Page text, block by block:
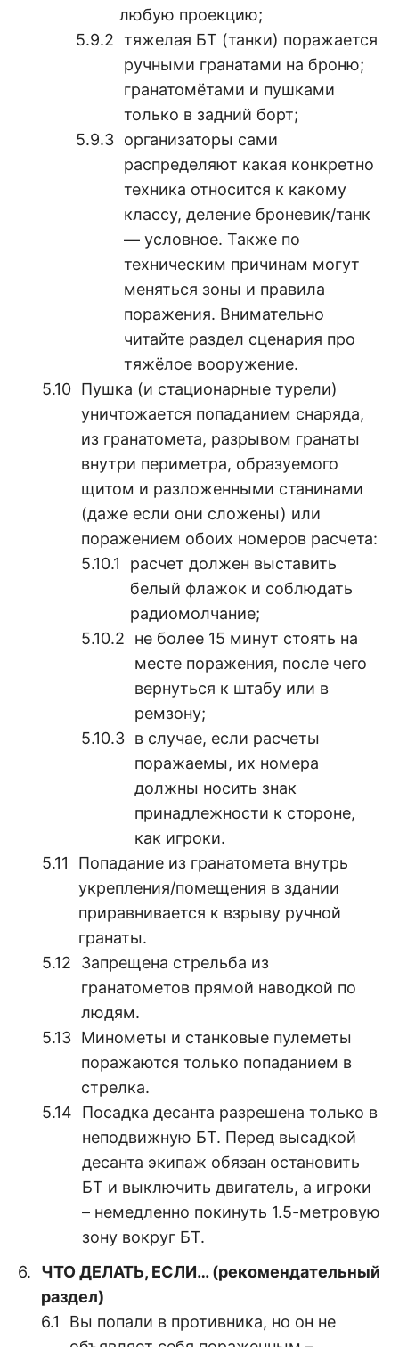
любую проекцию;
тяжелая БТ (танки) поражается
ручными гранатами на броню;
гранатомётами и пушками
только в задний борт;
организаторы сами
распределяют какая конкретно
техника относится к какому
классу, деление броневик/танк
— условное. Также по
техническим причинам могут
меняться зоны и правила
поражения. Внимательно
читайте раздел сценария про
тяжёлое вооружение.
Пушка (и стационарные турели)
уничтожается попаданием снаряда,
из гранатомета, разрывом гранаты
внутри периметра, образуемого
щитом и разложенными станинами
(даже если они сложены) или
поражением обоих номеров расчета:
расчет должен выставить
белый флажок и соблюдать
радиомолчание;
не более 15 минут стоять на
месте поражения, после чего
вернуться к штабу или в
ремзону;
в случае, если расчеты
поражаемы, их номера
должны носить знак
принадлежности к стороне,
как игроки.
Попадание из гранатомета внутрь
укрепления/помещения в здании
приравнивается к взрыву ручной
гранаты.
Запрещена стрельба из
гранатометов прямой наводкой по
людям.
Минометы и станковые пулеметы
поражаются только попаданием в
стрелка.
Посадка десанта разрешена только в
неподвижную БТ. Перед высадкой
десанта экипаж обязан остановить
БТ и выключить двигатель, а игроки
– немедленно покинуть 1.5-метровую
зону вокруг БТ.
ЧТО ДЕЛАТЬ, ЕСЛИ… (рекомендательный
раздел)
Вы попали в противника, но он не